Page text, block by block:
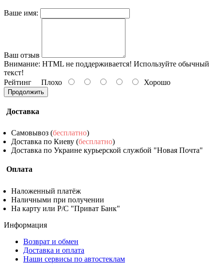
Ваше имя:
Ваш отзыв
Внимание: HTML не поддерживается! Используйте обычный
текст!
Рейтинг Плохо Хорошо
Продолжить
Доставка
Самовывоз (бесплатно)
Доставка по Киеву (бесплатно)
Доставка по Украине курьерской службой "Новая Почта"
Оплата
Наложенный платёж
Наличными при получении
На карту или Р/С "Приват Банк"
Информация
Возврат и обмен
Доставка и оплата
Наши сервисы по автостеклам